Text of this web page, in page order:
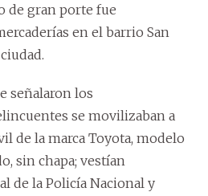
de gran porte fue
en el barrio San
señalaron los
se movilizaban a
de la marca Toyota, modelo
sin chapa; vestían
de la Policía Nacional y